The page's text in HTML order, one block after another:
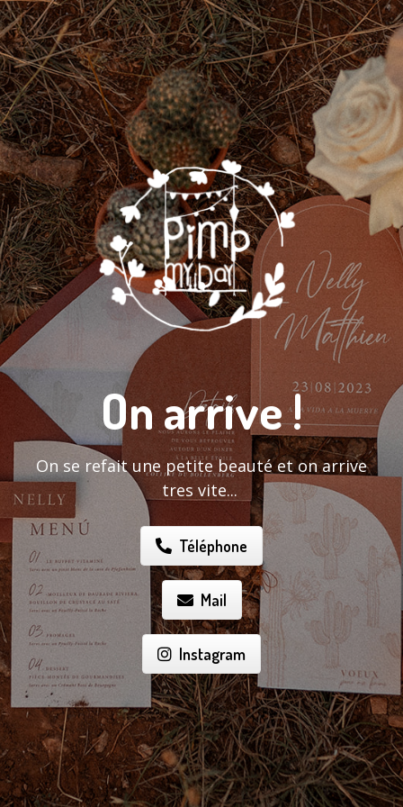
On arrive !
On se refait une petite beauté et on arrive
tres vite...
Téléphone
Mail
Instagram